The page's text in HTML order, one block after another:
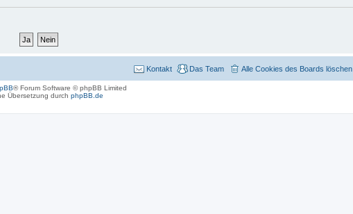
Alle Cookies des Boards löschen
Das Team
Kontakt
® Forum Software © phpBB Limited
Übersetzung durch phpBB.de